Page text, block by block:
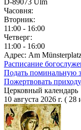
D-89073 Ulm
Часовня:
Вторник:
11:00 - 16:00
Четверг:
11:00 - 16:00
Адрес: Am
Расписание
Подать поминальную
Пожертвовать приходу
Церковный календарь
10 августа 2026 г. (